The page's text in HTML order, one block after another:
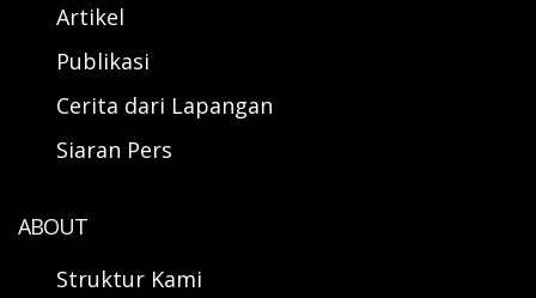
Artikel
Publikasi
Cerita dari Lapangan
Siaran Pers
ABOUT
Struktur Kami